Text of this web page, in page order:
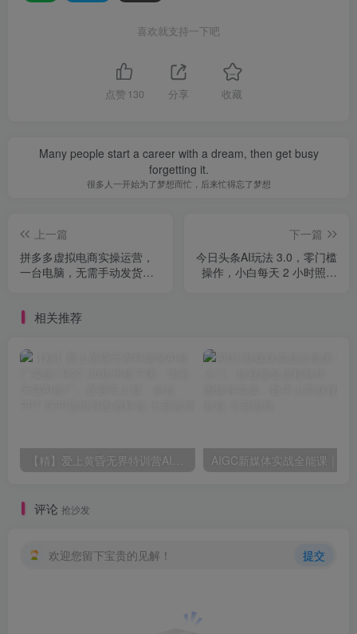
喜欢就支持一下吧
点赞 130 分享 收藏
Many people start a career with a dream, then get busy
forgetting it.
很多人一开始为了梦想而忙，后来忙得忘了梦想
上一篇
拼多多虚拟电商实操运营，
一台电脑，无需手动发货回
下一篇
今日头条AI玩法 3.0，零门槛
操作，小白每天 2 小时照做
相关推荐
【精】爱上黄昏无界特训营AI推广实战7月27-30杭州线下课，淘宝天猫AI推广、直通车人群、全套PPT SOP思维导图资料包
评论 抢沙发
欢迎您留下宝贵的见解！ 提交